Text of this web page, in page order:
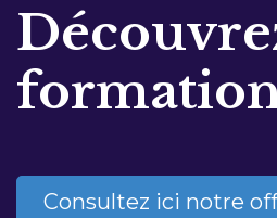
Consultez ici notre